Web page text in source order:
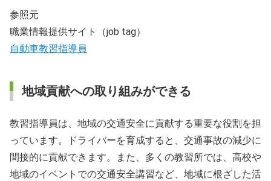
参照元
職業情報提供サイト（job tag）
自動車教習指導員
地域貢献への取り組みができる
教習指導員は、地域の交通安全に貢献する重要な役割を担
っています。ドライバーを育成すると、交通事故の減少に
間接的に貢献できます。また、多くの教習所では、高校や
地域のイベントでの交通安全講習など、地域に根ざした活